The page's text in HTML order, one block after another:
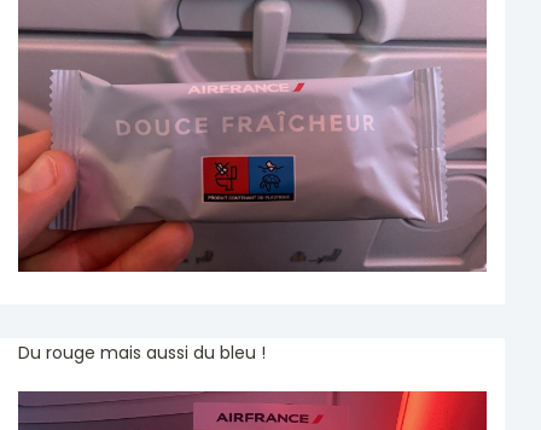
Du rouge mais aussi du bleu !